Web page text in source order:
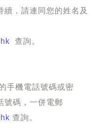
續，請連同您的姓名及
查詢。
手機電話號碼或密
號碼，一併電郵
查詢。